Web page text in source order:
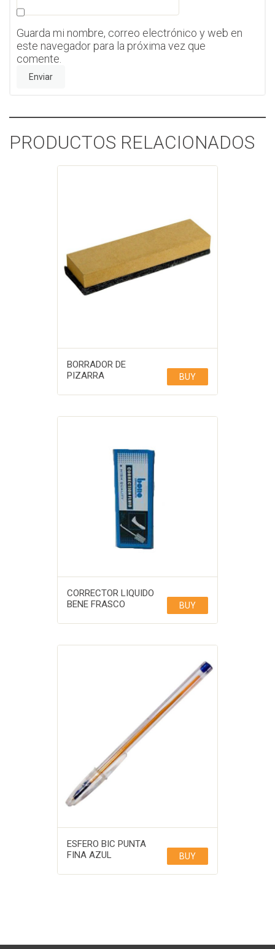
Guarda mi nombre, correo electrónico y web en
este navegador para la próxima vez que
comente.
PRODUCTOS RELACIONADOS
BORRADOR DE
PIZARRA
BUY
CORRECTOR LIQUIDO
BENE FRASCO
BUY
ESFERO BIC PUNTA
FINA AZUL
BUY